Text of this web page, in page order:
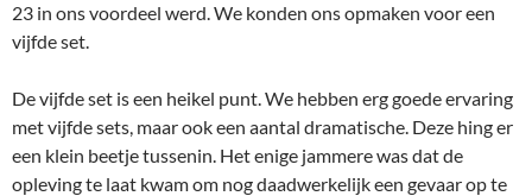
23 in ons voordeel werd. We konden ons opmaken voor een
vijfde set.
De vijfde set is een heikel punt. We hebben erg goede ervaring
met vijfde sets, maar ook een aantal dramatische. Deze hing er
een klein beetje tussenin. Het enige jammere was dat de
opleving te laat kwam om nog daadwerkelijk een gevaar op te